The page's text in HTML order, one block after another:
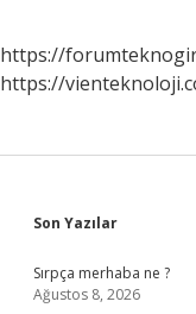
https://
https://
Sidebar
Son Yazılar
Sırpça merhaba ne ?
Ağustos 8, 2026